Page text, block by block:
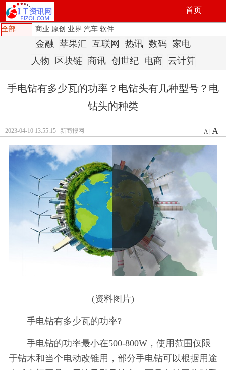
首页
全部 商业 原创 业界 汽车 软件
金融 苹果汇 互联网 热讯 数码
家电
人物
区块链 商讯 创世纪 电商 云计算
手电钻有多少瓦的功率？电钻头有几种型号？电
钻头的种类
2023-04-10 13:55:15 新商报网 A| A
(资料图片)
手电钻有多少瓦的功率?
手电钻的功率最小在500-800W，使用范围仅限
于钻木和当个电动改锥用，部分手电钻可以根据用途